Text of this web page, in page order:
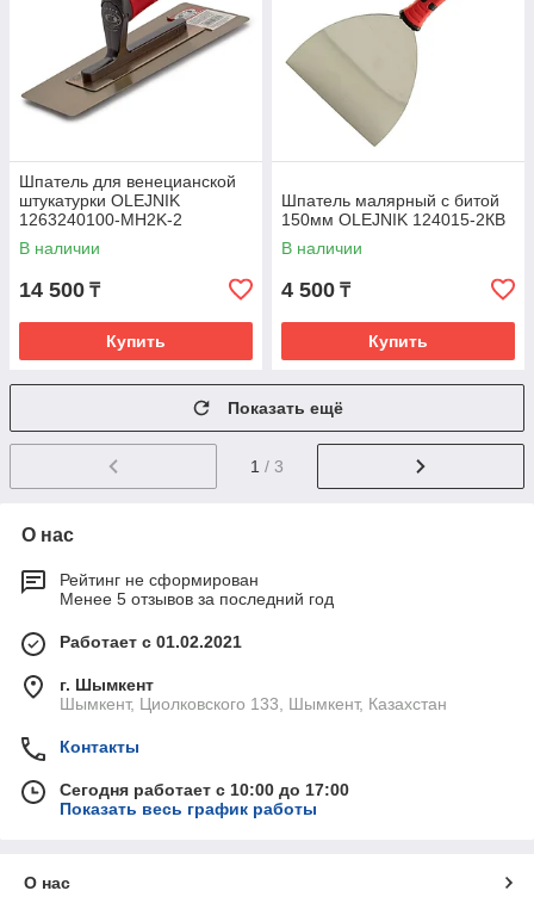
Шпатель для венецианской
штукатурки OLEJNIK
1263240100-MH2K-2
В наличии
14 500 ₸
Купить
Шпатель малярный с битой
150мм OLEJNIK 124015-2КВ
В наличии
4 500 ₸
Купить
Показать ещё
1 / 3
О нас
Рейтинг не сформирован
Менее 5 отзывов за последний год
Работает с 01.02.2021
г. Шымкент
Шымкент, Циолковского 133, Шымкент, Казахстан
Контакты
Сегодня работает с 10:00 до 17:00
Показать весь график работы
О нас